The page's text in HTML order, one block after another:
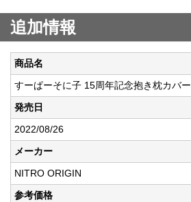
追加情報
商品名
すーぱーそに子 15周年記念抱き枕カバー
発売日
2022/08/26
メーカー
NITRO ORIGIN
参考価格